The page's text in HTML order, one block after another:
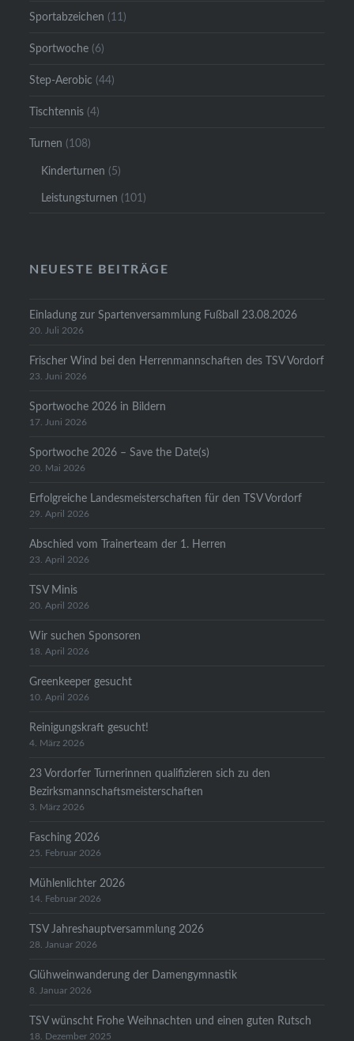
Sportabzeichen (11)
Sportwoche (6)
Step-Aerobic (44)
Tischtennis (4)
Turnen (108)
Kinderturnen (5)
Leistungsturnen (101)
NEUESTE BEITRÄGE
Einladung zur Spartenversammlung Fußball 23.08.2026
20. Juli 2026
Frischer Wind bei den Herrenmannschaften des TSV Vordorf
23. Juni 2026
Sportwoche 2026 in Bildern
17. Juni 2026
Sportwoche 2026 – Save the Date(s)
20. Mai 2026
Erfolgreiche Landesmeisterschaften für den TSV Vordorf
29. April 2026
Abschied vom Trainerteam der 1. Herren
23. April 2026
TSV Minis
20. April 2026
Wir suchen Sponsoren
18. April 2026
Greenkeeper gesucht
10. April 2026
Reinigungskraft gesucht!
4. März 2026
23 Vordorfer Turnerinnen qualifizieren sich zu den
Bezirksmannschaftsmeisterschaften
3. März 2026
Fasching 2026
25. Februar 2026
Mühlenlichter 2026
14. Februar 2026
TSV Jahreshauptversammlung 2026
28. Januar 2026
Glühweinwanderung der Damengymnastik
8. Januar 2026
TSV wünscht Frohe Weihnachten und einen guten Rutsch
18. Dezember 2025